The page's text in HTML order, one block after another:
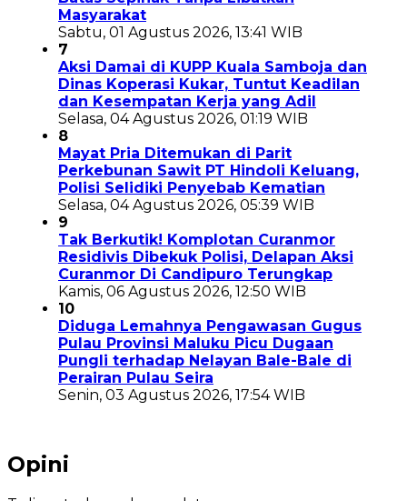
Masyarakat
Sabtu, 01 Agustus 2026, 13:41 WIB
7
Aksi Damai di KUPP Kuala Samboja dan
Dinas Koperasi Kukar, Tuntut Keadilan
dan Kesempatan Kerja yang Adil
Selasa, 04 Agustus 2026, 01:19 WIB
8
Mayat Pria Ditemukan di Parit
Perkebunan Sawit PT Hindoli Keluang,
Polisi Selidiki Penyebab Kematian
Selasa, 04 Agustus 2026, 05:39 WIB
9
Tak Berkutik! Komplotan Curanmor
Residivis Dibekuk Polisi, Delapan Aksi
Curanmor Di Candipuro Terungkap
Kamis, 06 Agustus 2026, 12:50 WIB
10
Diduga Lemahnya Pengawasan Gugus
Pulau Provinsi Maluku Picu Dugaan
Pungli terhadap Nelayan Bale-Bale di
Perairan Pulau Seira
Senin, 03 Agustus 2026, 17:54 WIB
Opini